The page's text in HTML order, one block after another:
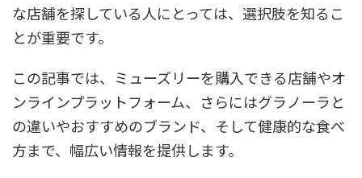
な店舗を探している人にとっては、選択肢を知るこ
とが重要です。
この記事では、ミューズリーを購入できる店舗やオ
ンラインプラットフォーム、さらにはグラノーラと
の違いやおすすめのブランド、そして健康的な食べ
方まで、幅広い情報を提供します。